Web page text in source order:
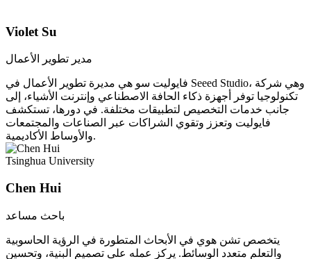
Violet Su
مدير تطوير الأعمال
فايوليت سو هي مديرة تطوير الأعمال في Seeed Studio، وهي شركة
تكنولوجيا توفر أجهزة ذكاء الحافة الاصطناعي وإنترنت الأشياء، إلى
جانب خدمات التخصيص لتطبيقات مختلفة. في دورها، تستكشف
فايوليت وتعزز وتقوي الشراكات عبر الصناعات والمجتمعات
والأوساط الأكاديمية.
Tsinghua University
Chen Hui
باحث مساعد
يتخصص تشن هوي في الأبحاث المتطورة في الرؤية الحاسوبية
والتعلم متعدد الوسائط. يركز عمله على تصميم البنية، وتحسين